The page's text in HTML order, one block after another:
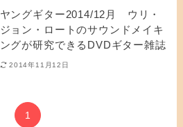
ヤングギター2014/12月 ウリ・
ジョン・ロートのサウンドメイキ
ングが研究できるDVDギター雑誌
2014年11月12日
1